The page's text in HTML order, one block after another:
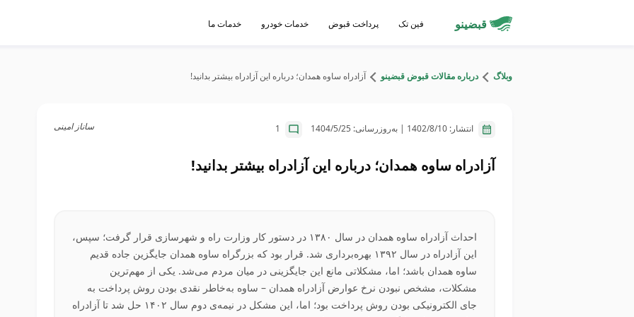
قبضینو فین تک پرداخت قبوض خدمات خودرو خدمات ما
وبلاگ درباره مقالات قبوض قبضینو آزادراه ساوه همدان؛ درباره این آزادراه بیشتر بدانید!
انتشار: 1402/8/10 | به‌روزرسانی: 1404/5/25 ساناز امینی
آزادراه ساوه همدان؛ درباره این آزادراه بیشتر بدانید!
احداث آزادراه ساوه همدان در سال ۱۳۸۰ در دستور کار وزارت راه و شهرسازی قرار گرفت؛ سپس،
این آزادراه در سال ۱۳۹۲ بهره‌برداری شد. قرار بود که بزرگراه ساوه همدان جایگزین جاده قدیم
ساوه همدان باشد؛ اما، مشکلاتی مانع این جایگزینی در میان مردم می‌شد. یکی از مهم‌ترین
مشکلات، مشخص نبودن نرخ عوارض آزادراه همدان – ساوه به‌خاطر نقدی بودن روش پرداخت به
جای الکترونیکی بودن روش پرداخت بود؛ اما، این مشکل در نیمه‌ی دوم سال ۱۴۰۲ حل شد تا آزادراه